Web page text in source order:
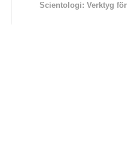
Scientologi: Verktyg